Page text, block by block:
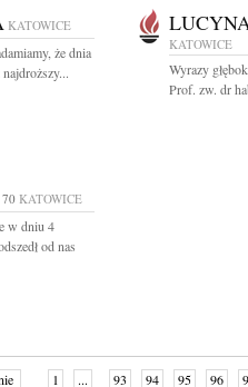
KATOWICE
że dnia
KATOWICE
Wyrazy
Prof. zw. dr
KATOWICE
w dniu 4
od nas
1 ... 93 94 95 96